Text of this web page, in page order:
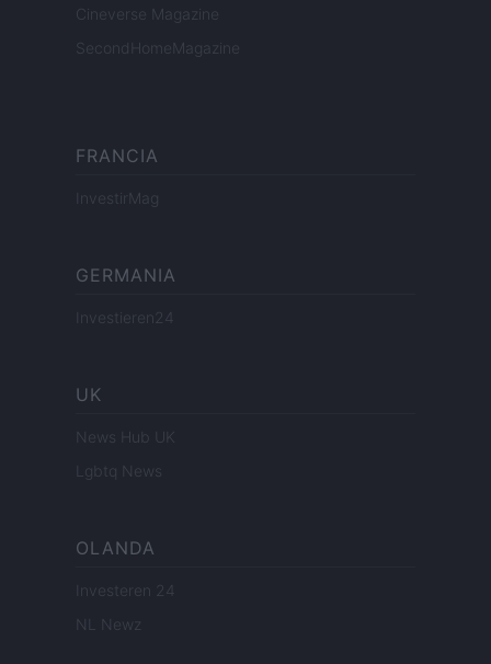
Cineverse Magazine
SecondHomeMagazine
FRANCIA
InvestirMag
GERMANIA
Investieren24
UK
News Hub UK
Lgbtq News
OLANDA
Investeren 24
NL Newz